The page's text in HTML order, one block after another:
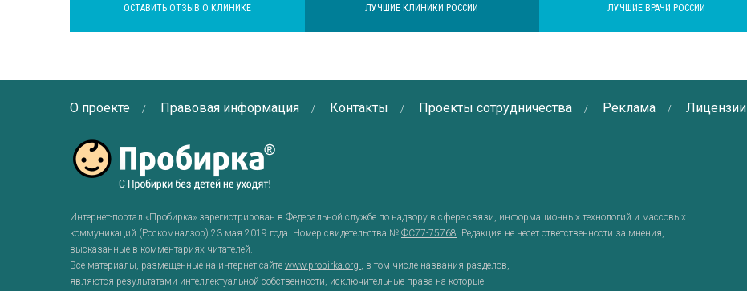
ОСТАВИТЬ ОТЗЫВ О КЛИНИКЕ ЛУЧШИЕ КЛИНИКИ РОССИИ ЛУЧШИЕ ВРАЧИ РОССИИ
О проекте Правовая информация Контакты Проекты сотрудничества Реклама Лицензии
Интернет-портал «Пробирка» зарегистрирован в Федеральной службе по надзору в сфере связи, информационных технологий и массовых
коммуникаций (Роскомнадзор) 23 мая 2019 года. Номер свидетельства № ФС77-75768. Редакция не несет ответственности за мнения,
высказанные в комментариях читателей.
Все материалы, размещенные на интернет-сайте www.probirka.org , в том числе названия разделов,
являются результатами интеллектуальной собственности, исключительные права на которые